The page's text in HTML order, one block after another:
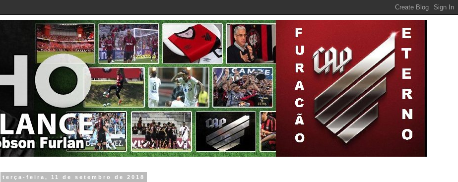
terça-feira, 11 de setembro de 2018